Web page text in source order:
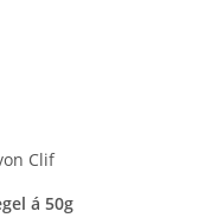
Clif
á 50g